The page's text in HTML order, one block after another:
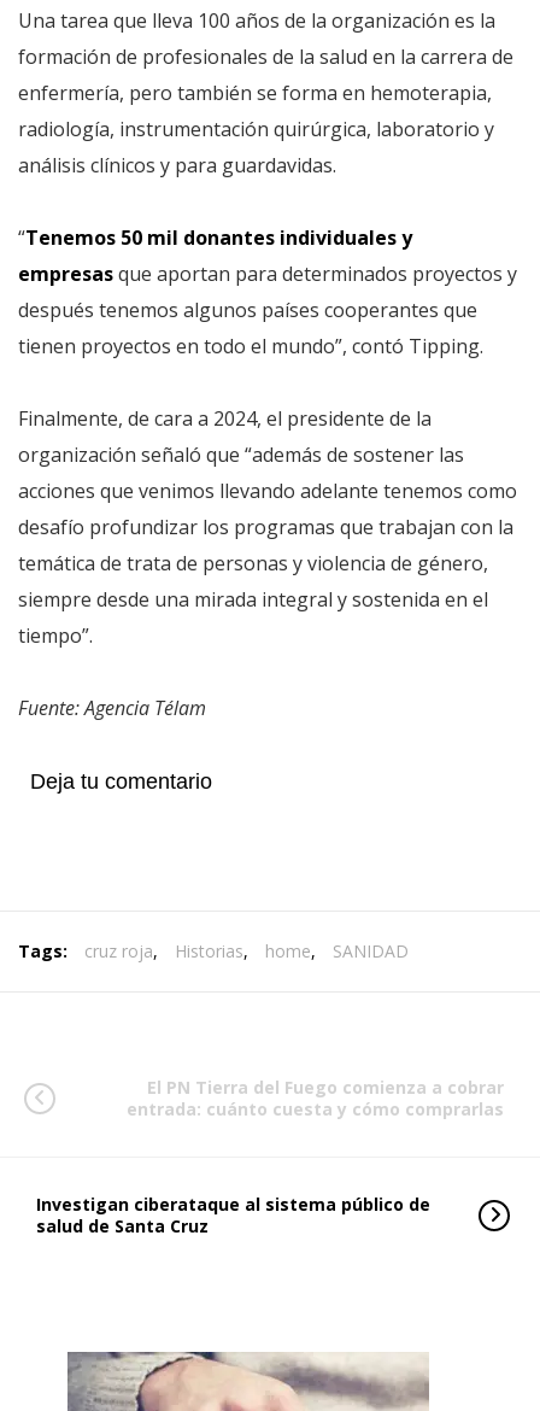
Una tarea que lleva 100 años de la organización es la
formación de profesionales de la salud en la carrera de
enfermería, pero también se forma en hemoterapia,
radiología, instrumentación quirúrgica, laboratorio y
análisis clínicos y para guardavidas.
“Tenemos 50 mil donantes individuales y
empresasque aportan para determinados proyectos y
después tenemos algunos países cooperantes que
tienen proyectos en todo el mundo”, contó Tipping.
Finalmente, de cara a 2024, el presidente de la
organización señaló que “además de sostener las
acciones que venimos llevando adelante tenemos como
desafío profundizar los programas que trabajan con la
temática de trata de personas y violencia de género,
siempre desde una mirada integral y sostenida en el
tiempo”.
Fuente: Agencia Télam
Deja tu comentario
Tags: cruz roja, Historias, home, SANIDAD
El PN Tierra del Fuego comienza a cobrar
entrada: cuánto cuesta y cómo comprarlas
Investigan ciberataque al sistema público de
salud de Santa Cruz